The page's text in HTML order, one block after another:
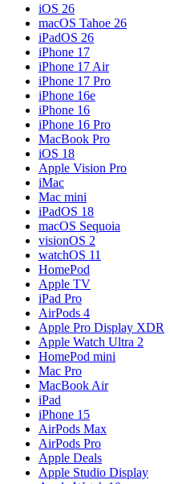
iOS 26
macOS Tahoe 26
iPadOS 26
iPhone 17
iPhone 17 Air
iPhone 17 Pro
iPhone 16e
iPhone 16
iPhone 16 Pro
MacBook Pro
iOS 18
Apple Vision Pro
iMac
Mac mini
iPadOS 18
macOS Sequoia
visionOS 2
watchOS 11
HomePod
Apple TV
iPad Pro
AirPods 4
Apple Pro Display XDR
Apple Watch Ultra 2
HomePod mini
Mac Pro
MacBook Air
iPad
iPhone 15
AirPods Max
AirPods Pro
Apple Deals
Apple Studio Display